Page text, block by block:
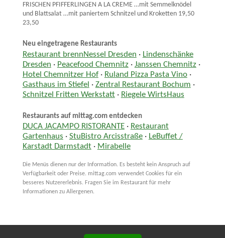
FRISCHEN PFIFFERLINGEN A LA CREME …mit Semmelknödel
und Blattsalat …mit paniertem Schnitzel und Kroketten 19,50
23,50
Neu eingetragene Restaurants
Restaurant brennNessel Dresden · Lindenschänke
Dresden · Peacefood Chemnitz· Janssen Chemnitz·
Hotel Chemnitzer Hof· Ruland Pizza Pasta Vino·
Gasthaus im Stiefel · Zentral Restaurant Bochum ·
Schnitzel Fritten Werkstatt· Riegele WirtsHaus
Restaurants auf mittag.com entdecken
DUCA JACAMPO RISTORANTE· Restaurant
Gartenhaus · StuBistro Arcisstraße· LeBuffet /
Karstadt Darmstadt· Mirabelle
Die Menüs dienen nur der Information. Es besteht kein Anspruch auf
Verfügbarkeit oder Preise. mittag.com verwendet Cookies für ein
besseres Nutzererlebnis. Fragen Sie im Restaurant für mehr
Informationen zu Allergenen.